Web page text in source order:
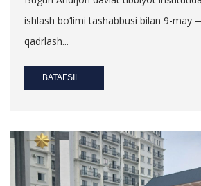
ishlash bo‘limi tashabbusi bilan 9-may
qadrlash...
BATAFSIL...